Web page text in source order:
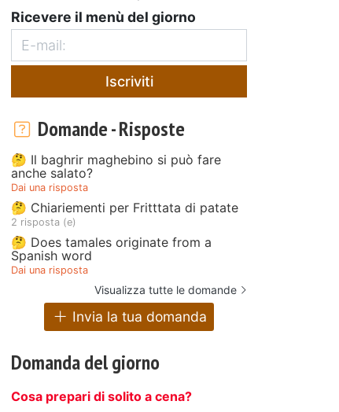
Ricevere il menù del giorno
Iscriviti
Domande - Risposte
🤔 Il baghrir maghebino si può fare
anche salato?
Dai una risposta
🤔 Chiariementi per Fritttata di patate
2 risposta (e)
🤔 Does tamales originate from a
Spanish word
Dai una risposta
Visualizza tutte le domande
Invia la tua domanda
Domanda del giorno
Cosa prepari di solito a cena?